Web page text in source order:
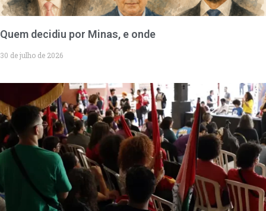
Quem decidiu por Minas, e onde
30 de julho de 2026